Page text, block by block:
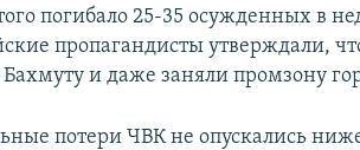
погибало 25-35 осужденных в
пропагандисты утверждали,
и даже заняли промзону
потери ЧВК не опускались